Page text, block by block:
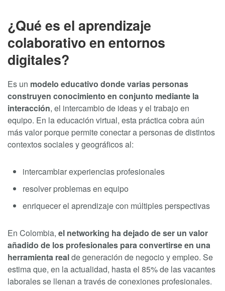
¿Qué es el aprendizaje
colaborativo en entornos
digitales?
Es un modelo educativo donde varias personas
construyen conocimiento en conjunto mediante la
interacción, el intercambio de ideas y el trabajo en
equipo. En la educación virtual, esta práctica cobra aún
más valor porque permite conectar a personas de distintos
contextos sociales y geográficos al:
intercambiar experiencias profesionales
resolver problemas en equipo
enriquecer el aprendizaje con múltiples perspectivas
En Colombia, el networking ha dejado de ser un valor
añadido de los profesionales para convertirse en una
herramienta realde generación de negocio y empleo. Se
estima que, en la actualidad, hasta el 85% de las vacantes
laborales se llenan a través de conexiones profesionales.